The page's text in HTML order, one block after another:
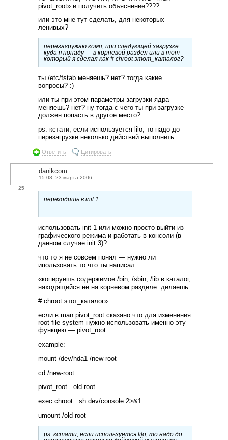
pivot_root» и получить объяснение????
или это мне тут сделать, для некоторых
ленивых?
перезагружаю комп, при следующей загрузке
куда я попаду — в корневой раздел или в тот
который я сделал как # chroot этот_каталог?
ты /etc/fstab меняешь? нет? тогда какие
вопросы? :)
или ты при этом параметры загрузки ядра
меняешь? нет? ну тогда с чего ты при загрузке
должен попасть в другое место?
ps: кстати, если используется lilo, то надо до
перезагрузке неколько действий выполнить….
Ответить Цитировать
25
danikcom
15:08, 23 марта 2006
переходишь в init 1
использовать init 1 или можно просто выйти из
графического режима и работать в консоли (в
данном случае init 3)?
что то я не совсем понял — нужно ли
ипользовать то что ты написал:
«копируешь содержимое /bin, /sbin, /lib в каталог,
находящийся не на корневом разделе. делаешь
# chroot этот_каталог»
если в man pivot_root сказано что для изменения
root file system нужно использовать именно эту
функцию — pivot_root
example:
mount /dev/hda1 /new-root
cd /new-root
pivot_root . old-root
exec chroot . sh dev/console 2>&1
umount /old-root
ps: кстати, если используется lilo, то надо до